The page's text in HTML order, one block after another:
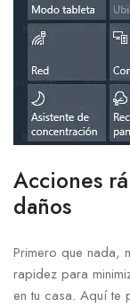
Acciones
daños
Primero que nada,
rapidez para
en tu casa. Aquí te